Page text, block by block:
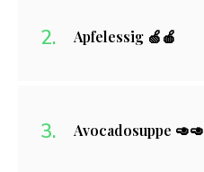
Apfelessig 🍏🍎
Avocadosuppe 🥑🥑